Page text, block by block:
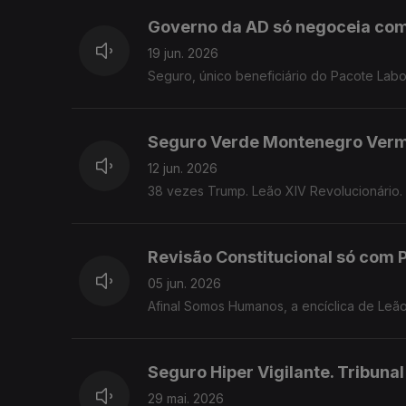
Governo da AD só negoceia
19 jun. 2026
Seguro, único beneficiário do Pacote
Seguro Verde Montenegro
12 jun. 2026
38 vezes Trump. Leão XIV Revolucionário.
Revisão Constitucional só com
05 jun. 2026
Afinal Somos Humanos, a encíclica de
Seguro Hiper Vigilante.
29 mai. 2026